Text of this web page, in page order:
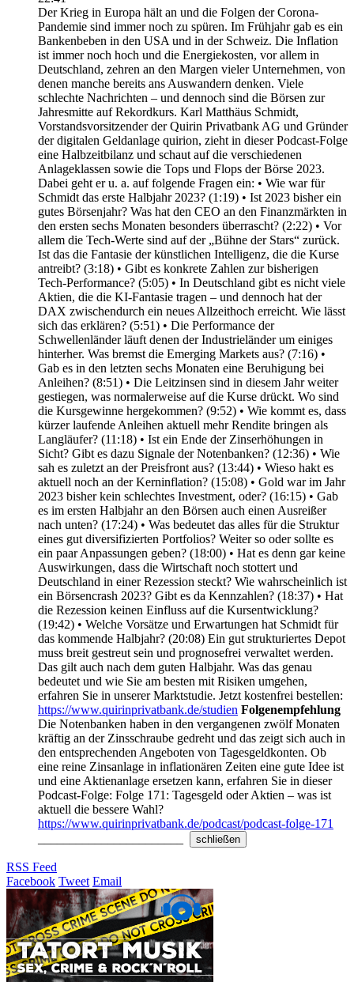
Der Krieg in Europa hält an und die Folgen der Corona-
Pandemie sind immer noch zu spüren. Im Frühjahr gab es ein
Bankenbeben in den USA und in der Schweiz. Die Inflation
ist immer noch hoch und die Energiekosten, vor allem in
Deutschland, zehren an den Margen vieler Unternehmen, von
denen manche bereits ans Auswandern denken. Viele
schlechte Nachrichten – und dennoch sind die Börsen zur
Jahresmitte auf Rekordkurs. Karl Matthäus Schmidt,
Vorstandsvorsitzender der Quirin Privatbank AG und Gründer
der digitalen Geldanlage quirion, zieht in dieser Podcast-Folge
eine Halbzeitbilanz und schaut auf die verschiedenen
Anlageklassen sowie die Tops und Flops der Börse 2023.
Dabei geht er u. a. auf folgende Fragen ein: • Wie war für
Schmidt das erste Halbjahr 2023? (1:19) • Ist 2023 bisher ein
gutes Börsenjahr? Was hat den CEO an den Finanzmärkten in
den ersten sechs Monaten besonders überrascht? (2:22) • Vor
allem die Tech-Werte sind auf der „Bühne der Stars“ zurück.
Ist das die Fantasie der künstlichen Intelligenz, die die Kurse
antreibt? (3:18) • Gibt es konkrete Zahlen zur bisherigen
Tech-Performance? (5:05) • In Deutschland gibt es nicht viele
Aktien, die die KI-Fantasie tragen – und dennoch hat der
DAX zwischendurch ein neues Allzeithoch erreicht. Wie lässt
sich das erklären? (5:51) • Die Performance der
Schwellenländer läuft denen der Industrieländer um einiges
hinterher. Was bremst die Emerging Markets aus? (7:16) •
Gab es in den letzten sechs Monaten eine Beruhigung bei
Anleihen? (8:51) • Die Leitzinsen sind in diesem Jahr weiter
gestiegen, was normalerweise auf die Kurse drückt. Wo sind
die Kursgewinne hergekommen? (9:52) • Wie kommt es, dass
kürzer laufende Anleihen aktuell mehr Rendite bringen als
Langläufer? (11:18) • Ist ein Ende der Zinserhöhungen in
Sicht? Gibt es dazu Signale der Notenbanken? (12:36) • Wie
sah es zuletzt an der Preisfront aus? (13:44) • Wieso hakt es
aktuell noch an der Kerninflation? (15:08) • Gold war im Jahr
2023 bisher kein schlechtes Investment, oder? (16:15) • Gab
es im ersten Halbjahr an den Börsen auch einen Ausreißer
nach unten? (17:24) • Was bedeutet das alles für die Struktur
eines gut diversifizierten Portfolios? Weiter so oder sollte es
ein paar Anpassungen geben? (18:00) • Hat es denn gar keine
Auswirkungen, dass die Wirtschaft noch stottert und
Deutschland in einer Rezession steckt? Wie wahrscheinlich ist
ein Börsencrash 2023? Gibt es da Kennzahlen? (18:37) • Hat
die Rezession keinen Einfluss auf die Kursentwicklung?
(19:42) • Welche Vorsätze und Erwartungen hat Schmidt für
das kommende Halbjahr? (20:08) Ein gut strukturiertes Depot
muss breit gestreut sein und prognosefrei verwaltet werden.
Das gilt auch nach dem guten Halbjahr. Was das genau
bedeutet und wie Sie am besten mit Risiken umgehen,
erfahren Sie in unserer Marktstudie. Jetzt kostenfrei bestellen:
https://www.quirinprivatbank.de/studien Folgenempfehlung
Die Notenbanken haben in den vergangenen zwölf Monaten
kräftig an der Zinsschraube gedreht und das zeigt sich auch in
den entsprechenden Angeboten von Tagesgeldkonten. Ob
eine reine Zinsanlage in inflationären Zeiten eine gute Idee ist
und eine Aktienanlage ersetzen kann, erfahren Sie in dieser
Podcast-Folge: Folge 171: Tagesgeld oder Aktien – was ist
aktuell die bessere Wahl?
https://www.quirinprivatbank.de/podcast/podcast-folge-171
schließen
RSS Feed
Facebook Tweet Email